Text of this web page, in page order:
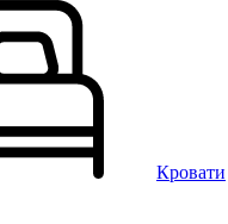
Кровати